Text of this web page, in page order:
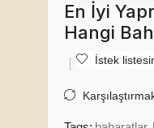
En İyi
Hangi
İstek